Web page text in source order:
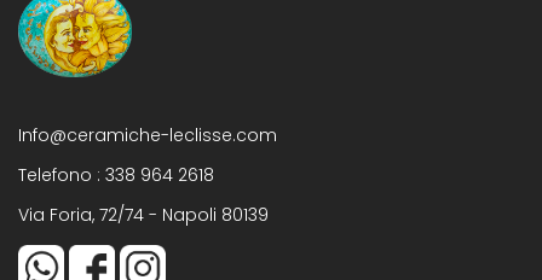
Info@ceramiche-leclisse.com
Telefono : 338 964 2618
Via Foria, 72/74 - Napoli 80139